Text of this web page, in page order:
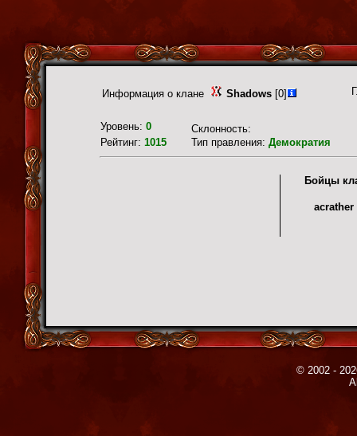
Информация о клане Shadows [0]
Уровень: 0
Склонность:
Рейтинг: 1015 Тип правления: Демократия
Бойцы
acrather
© 2002 -